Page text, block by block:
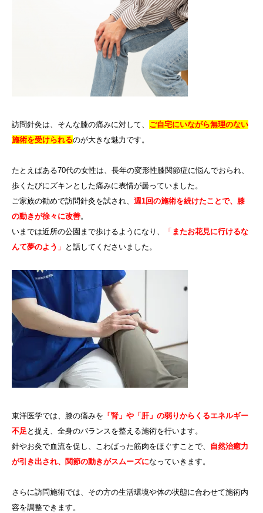
訪問針灸は、そんな膝の痛みに対して、 ご自宅にいながら無理のない
施術を受けられるのが大きな魅力です。
たとえばある70代の女性は、長年の変形性膝関節症に悩んでおられ、
歩くたびにズキンとした痛みに表情が曇っていました。
ご家族の勧めで訪問針灸を試され、 週1回の施術を続けたことで、膝
の動きが徐々に改善。
いまでは近所の公園まで歩けるようになり、
「 またお花見に行けるな
んて夢のよう 」 と話してくださいました。
東洋医学では、膝の痛みを 「腎」や「肝」の弱りからくるエネルギー
不足と捉え、全身のバランスを整える施術を行います。
針やお灸で血流を促し、こわばった筋肉をほぐすことで、 自然治癒力
が引き出され、関節の動きがスムーズになっていきます。
さらに訪問施術では、その方の生活環境や体の状態に合わせて施術内
容を調整できます。